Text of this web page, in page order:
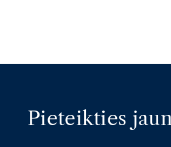
Pieteikties